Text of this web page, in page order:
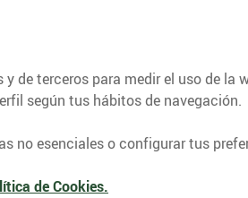
SALUDABLES ENERGIA
de terceros para medir el uso de la
según tus hábitos de navegación.
no esenciales o configurar tus
de Cookies.